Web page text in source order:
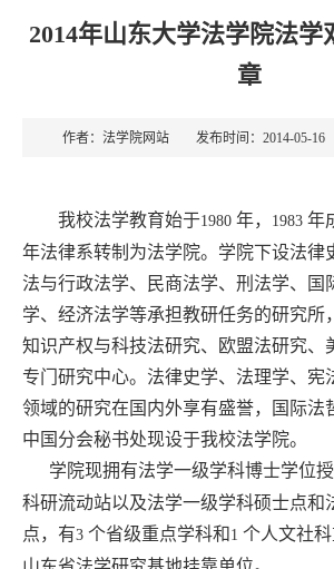
2014年山东大学法学院法学
章
作者：法学院网站 发布时间：2014-05-
我校法学教育始于1980 年， 1983 年
年法律系转制为法学院。学院下设法律
法与行政法学、民商法学、刑法学、国
学、经济法学等承担教研任务的研究所
知识产权与科技法研究、欧盟法研究、
专门研究中心。法律史学、法理学、宪
领域的研究在国内外享有盛誉，国际法
中国分会秘书处现设于我校法学院。
学院现拥有法学一级学科博士学位
科研流动站以及法学一级学科硕士点和
点，有3 个省级重点学科和 1 个人文社